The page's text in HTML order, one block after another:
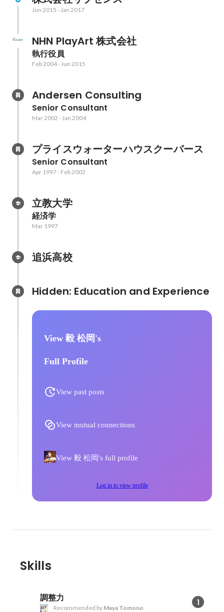
Jun 2015 -Jan 2017
NHN PlayArt 株式会社
執行役員
Feb 2004-Jun 2015
Andersen Consulting
Senior Consultant
Mar 2002 -Jan 2004
プライスウォーターハウスクーパース
Senior Consultant
Apr 1997- Feb 2002
立教大学
経済学
Mar 1997
追浜高校
View 毅 松岡's
Full Profile
View past posts
View mutual connections
View 毅 松岡's full profile
Log in to view profile
Skills
調整力 1
Recommended by Maya Tomono